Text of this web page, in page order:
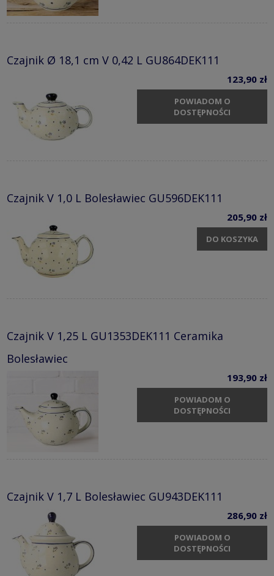
Czajnik Ø 18,1 cm V 0,42 L GU864DEK111
123,90 zł
POWIADOM O
DOSTĘPNOŚCI
Czajnik V 1,0 L Bolesławiec GU596DEK111
205,90 zł
DO KOSZYKA
Czajnik V 1,25 L GU1353DEK111 Ceramika
Bolesławiec
193,90 zł
POWIADOM O
DOSTĘPNOŚCI
Czajnik V 1,7 L Bolesławiec GU943DEK111
286,90 zł
POWIADOM O
DOSTĘPNOŚCI